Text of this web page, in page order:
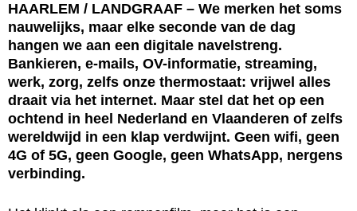
HAARLEM / LANDGRAAF – We merken het soms
nauwelijks, maar elke seconde van de dag
hangen we aan een digitale navelstreng.
Bankieren, e-mails, OV-informatie, streaming,
werk, zorg, zelfs onze thermostaat: vrijwel alles
draait via het internet. Maar stel dat het op een
ochtend in heel Nederland en Vlaanderen of zelfs
wereldwijd in een klap verdwijnt. Geen wifi, geen
4G of 5G, geen Google, geen WhatsApp, nergens
verbinding.